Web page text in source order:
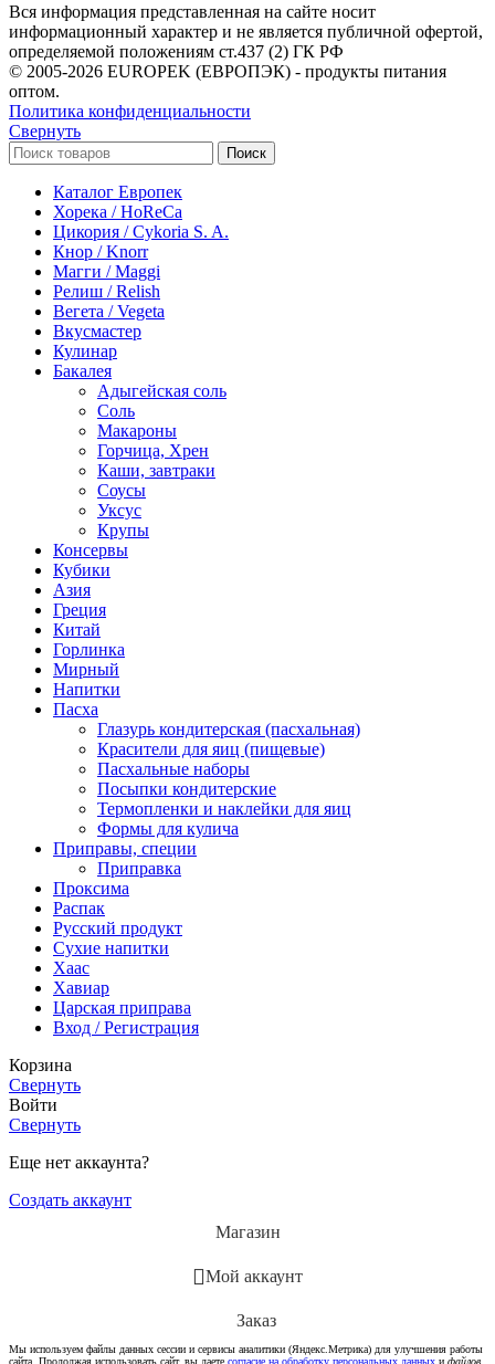
Вся информация представленная на сайте носит
информационный характер и не является публичной офертой,
определяемой положениям ст.437 (2) ГК РФ
© 2005-2026 EUROPEK (ЕВРОПЭК) - продукты питания
оптом.
Политика конфиденциальности
Свернуть
Поиск
Каталог Европек
Хорека / HoReCa
Цикория / Cykoria S. A.
Кнор / Knorr
Магги / Maggi
Релиш / Relish
Вегета / Vegeta
Вкусмастер
Кулинар
Бакалея
Адыгейская соль
Соль
Макароны
Горчица, Хрен
Каши, завтраки
Соусы
Уксус
Крупы
Консервы
Кубики
Азия
Греция
Китай
Горлинка
Мирный
Напитки
Пасха
Глазурь кондитерская (пасхальная)
Красители для яиц (пищевые)
Пасхальные наборы
Посыпки кондитерские
Термопленки и наклейки для яиц
Формы для кулича
Приправы, специи
Приправка
Проксима
Распак
Русский продукт
Сухие напитки
Хаас
Хавиар
Царская приправа
Вход / Регистрация
Корзина
Свернуть
Войти
Свернуть
Еще нет аккаунта?
Создать аккаунт
Магазин
Мой аккаунт
Заказ
Мы используем файлы данных сессии и сервисы аналитики (Яндекс.Метрика) для улучшения работы
сайта. Продолжая использовать сайт, вы даете согласие на обработку персональных данных и файлов